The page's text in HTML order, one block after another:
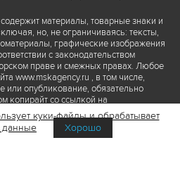
материалы, товарные знаки и
но, не ограничиваясь: тексты,
графические изображения
с законодательством
праве и смежных правах. Любое
www.mskagency.ru , в том числе,
или опубликование, обязательно
копирайт со ссылкой на
Медиа», а также гиперссылкой на сайт
информации. Переработка
не допускается.
куки-файлы и обрабатывает
данные
Хорошо